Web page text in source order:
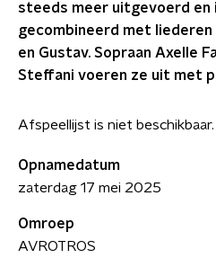
steeds meer uitgevoerd en
gecombineerd met liederen
en Gustav. Sopraan Axelle
Steffani voeren ze uit met
Afspeellijst is niet beschikbaar.
Opnamedatum
zaterdag 17 mei 2025
Omroep
AVROTROS